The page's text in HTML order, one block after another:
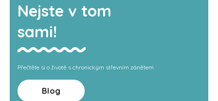
Nejste v tom
sami!
Přečtěte si o životě s chronickým střevním zánětem
Blog